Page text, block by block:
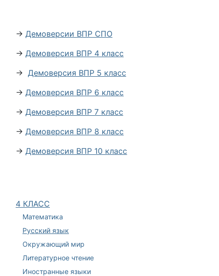
4 КЛАСС
Математика
Русский язык
Окружающий мир
Литературное чтение
Иностранные языки
→ Демоверсии ВПР СПО
→ Демоверсия ВПР 4 класс
→ Демоверсия ВПР 5 класс
→ Демоверсия ВПР 6 класс
→ Демоверсия ВПР 7 класс
→ Демоверсия ВПР 8 класс
→ Демоверсия ВПР 10 класс